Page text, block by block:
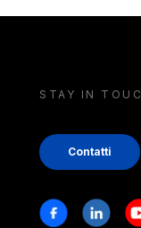
STAY IN
Contatti
Stay in touch
FacebookLinkedin